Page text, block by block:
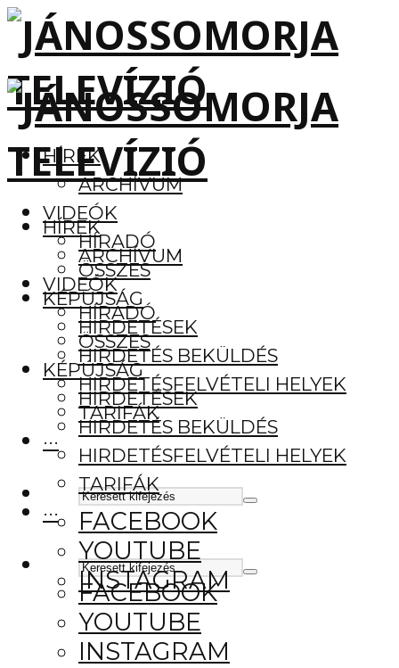
HÍREK
ARCHÍVUM
VIDEÓK
HÍRADÓ
ÖSSZES
KÉPÚJSÁG
HIRDETÉSEK
HIRDETÉS BEKÜLDÉS
HIRDETÉSFELVÉTELI HELYEK
TARIFÁK
···
FACEBOOK
YOUTUBE
INSTAGRAM
HÍREK
ARCHÍVUM
VIDEÓK
HÍRADÓ
ÖSSZES
KÉPÚJSÁG
HIRDETÉSEK
HIRDETÉS BEKÜLDÉS
HIRDETÉSFELVÉTELI HELYEK
TARIFÁK
···
FACEBOOK
YOUTUBE
INSTAGRAM